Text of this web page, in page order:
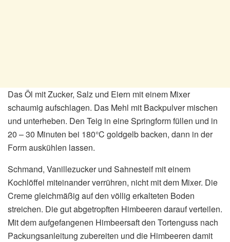
Das Öl mit Zucker, Salz und Eiern mit einem Mixer
schaumig aufschlagen. Das Mehl mit Backpulver mischen
und unterheben. Den Teig in eine Springform füllen und in
20 – 30 Minuten bei 180°C goldgelb backen, dann in der
Form auskühlen lassen.
Schmand, Vanillezucker und Sahnesteif mit einem
Kochlöffel miteinander verrühren, nicht mit dem Mixer. Die
Creme gleichmäßig auf den völlig erkalteten Boden
streichen. Die gut abgetropften Himbeeren darauf verteilen.
Mit dem aufgefangenen Himbeersaft den Tortenguss nach
Packungsanleitung zubereiten und die Himbeeren damit